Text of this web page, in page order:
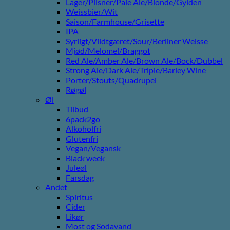
Weissbier/Wit
Saison/Farmhouse/Grisette
IPA
Syrligt/Vildtgæret/Sour/Berliner Weisse
Mjød/Melomel/Braggot
Red Ale/Amber Ale/Brown Ale/Bock/Dubbel
Strong Ale/Dark Ale/Triple/Barley Wine
Porter/Stouts/Quadrupel
Røgøl
Øl
Tilbud
6pack2go
Alkoholfri
Glutenfri
Vegan/Vegansk
Black week
Juleøl
Farsdag
Andet
Spiritus
Cider
Likør
Most og Sodavand